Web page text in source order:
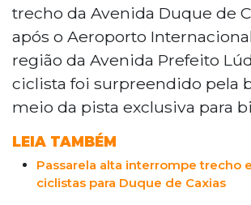
fraturas, mas ele segue em
Prefeitura não respondeu sobre a
trecho da Avenida Duque de
após o Aeroporto
região da Avenida Prefeito
ciclista foi surpreendido pela
meio da pista exclusiva para
LEIA TAMBÉM
Passarela alta interrompe trecho
ciclistas para Duque de Caxias